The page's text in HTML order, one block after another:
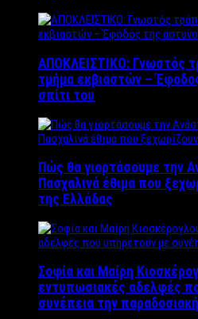
ΑΠΟΚΛΕΙΣΤΙΚΟ: Γνωστός
τμήμα εκβιαστών –
σπίτι του
Πώς θα γιορτάσουμε την
Πασχαλινά έθιμα που
της Ελλάδας
Σοφία και Μαίρη
εντυπωσιακές αδελφές
συνέπεια την